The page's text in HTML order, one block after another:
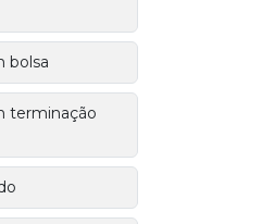
bolsa
terminação